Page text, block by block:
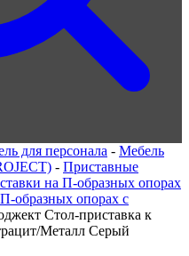
для персонала - Мебель
- Приставные
на П-образных опорах
образных опорах с
Стол-приставка к
Металл Серый